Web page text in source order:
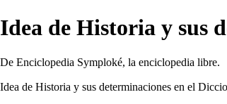
Idea de Historia y sus
De Enciclopedia Symploké, la enciclopedia libre.
Idea de Historia y sus determinaciones en el